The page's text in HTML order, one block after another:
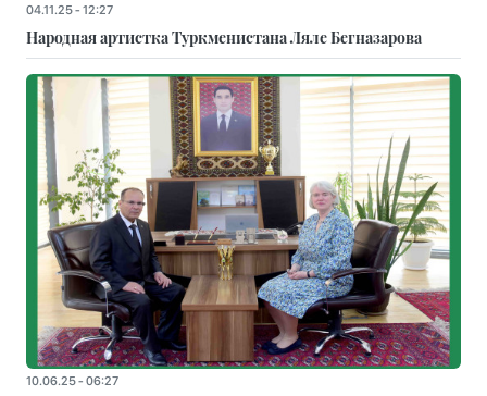
04.11.25 - 12:27
Народная артистка Туркменистана Ляле Бегназарова
10.06.25 - 06:27